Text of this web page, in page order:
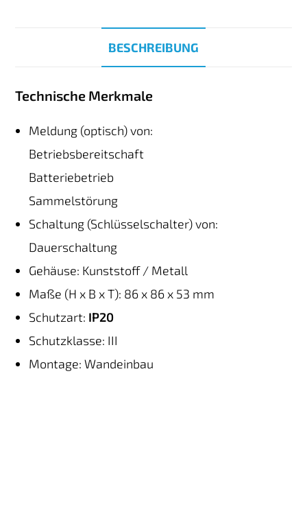
BESCHREIBUNG
Technische Merkmale
Meldung (optisch) von:
Betriebsbereitschaft
Batteriebetrieb
Sammelstörung
Schaltung (Schlüsselschalter) von:
Dauerschaltung
Gehäuse: Kunststoff / Metall
Maße (H x B x T): 86 x 86 x 53 mm
Schutzart: IP20
Schutzklasse: III
Montage: Wandeinbau